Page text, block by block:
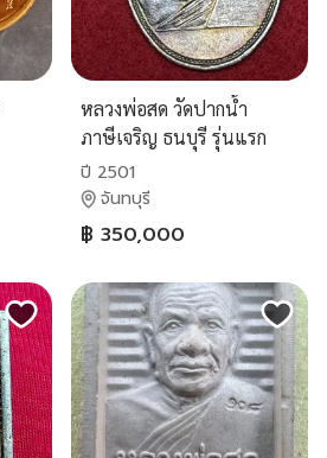
หลวงพ่อสด วัดปากน้ำ
ภาษีเจริญ ธนบุรี รุ่นแรก
ปี 2501
จันทบุรี
฿ 350,000